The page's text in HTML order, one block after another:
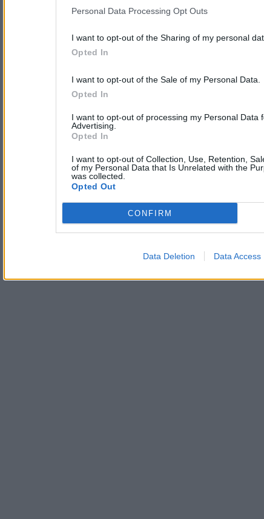
Personal Data Processing Opt Outs
I want to opt-out of the Sharing of my personal
Opted In
I want to opt-out of the Sale of my Personal Data.
Opted In
I want to opt-out of processing my Personal Data
Advertising.
Opted In
I want to opt-out of Collection, Use, Retention,
of my Personal Data that Is Unrelated with the
was collected.
Opted Out
CONFIRM
Data Deletion Data Access